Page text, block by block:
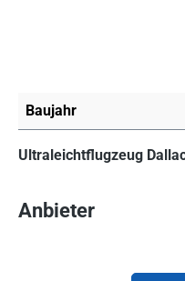
Baujahr
Ultraleichtflugzeug
Anbieter